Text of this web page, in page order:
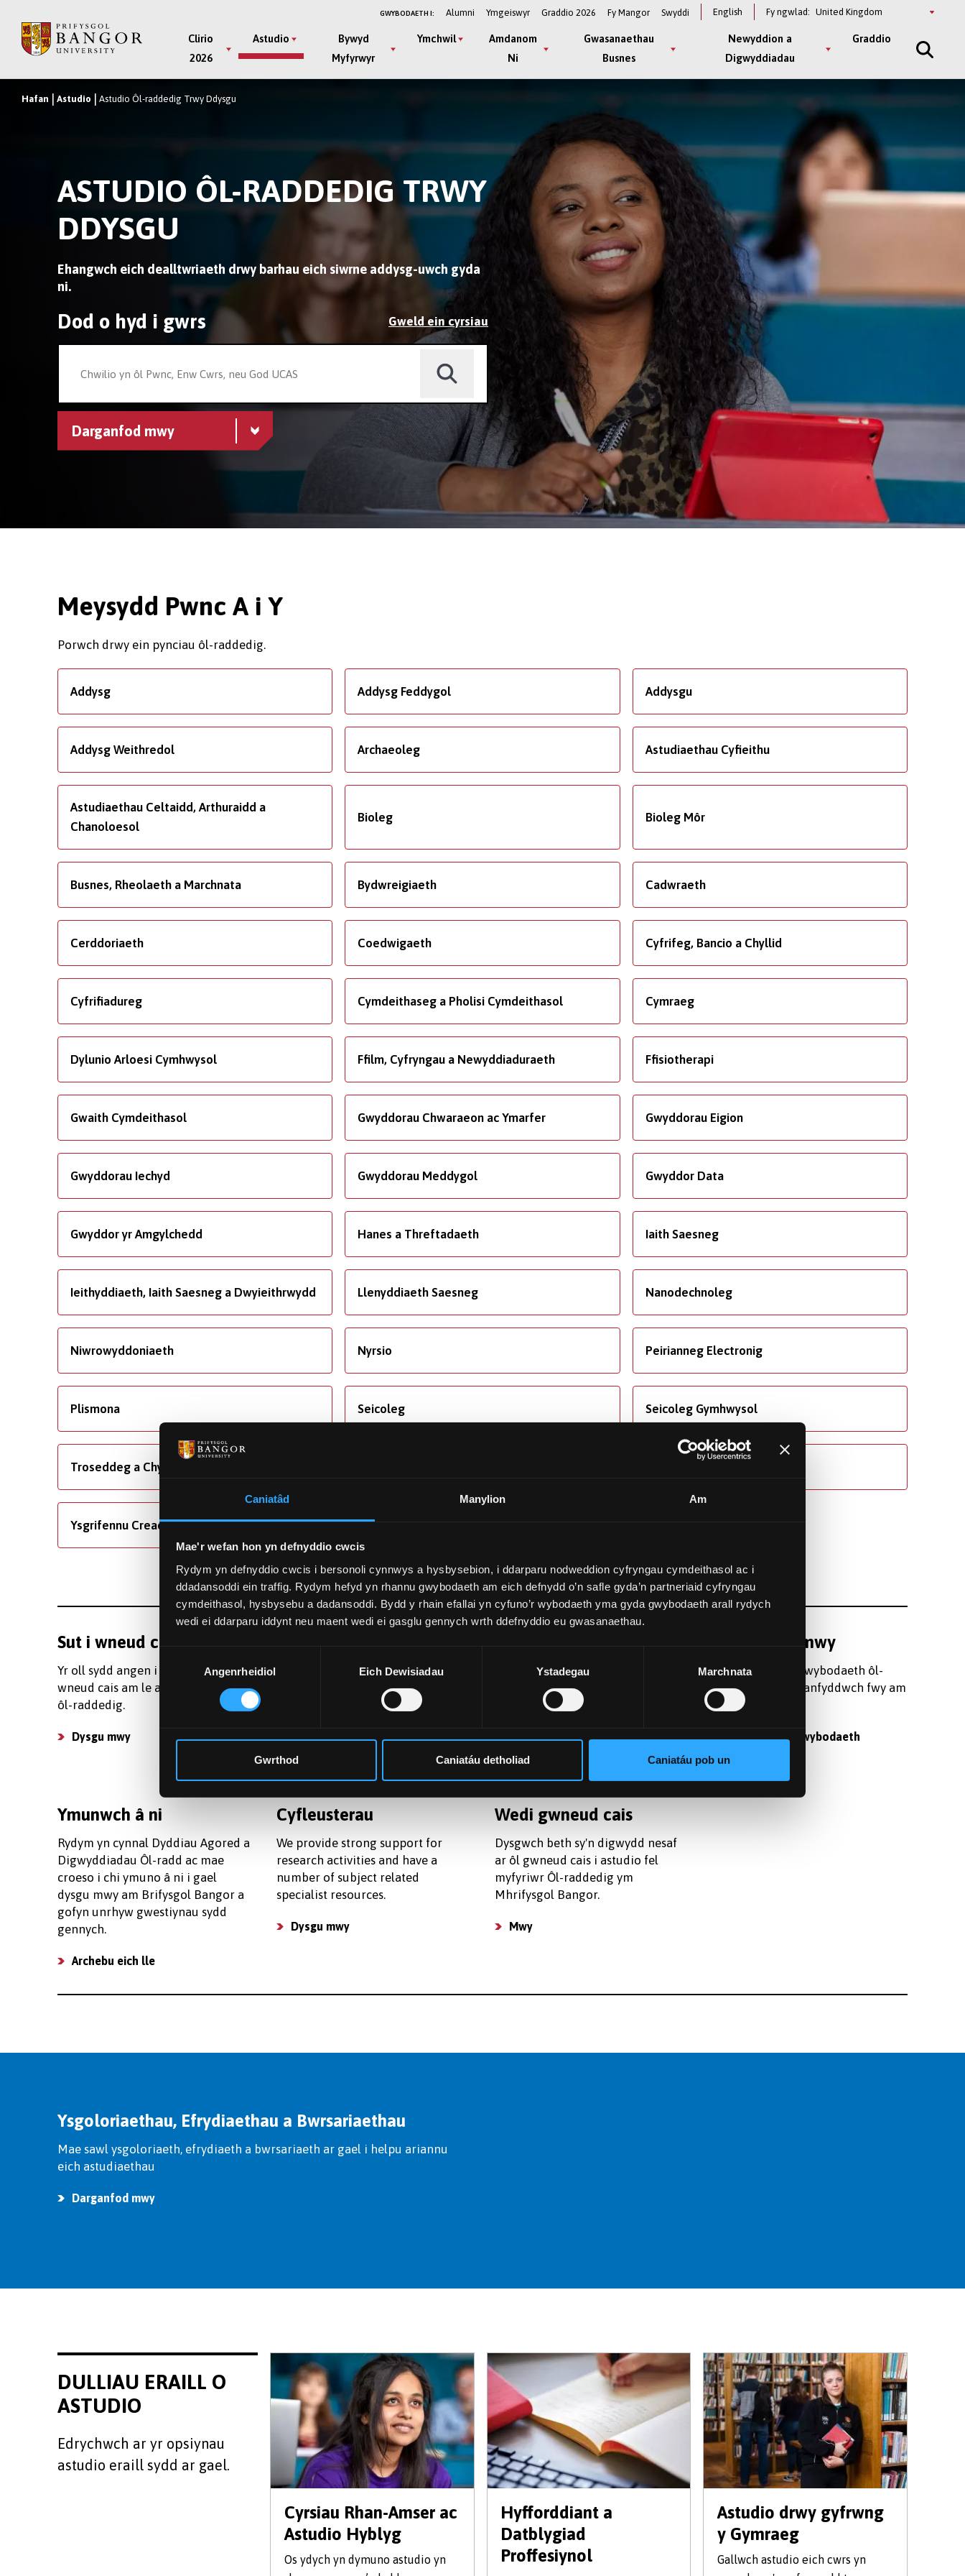
Caniatâd Manylion Am
Mae'r wefan hon yn defnyddio cwcis
Rydym yn defnyddio cwcis i bersonoli cynnwys a hysbysebion, i ddarparu nodweddion cyfryngau cymdeithasol ac i
ddadansoddi ein traffig. Rydym hefyd yn rhannu gwybodaeth am eich defnydd o’n safle gyda’n partneriaid cyfryngau
cymdeithasol, hysbysebu a dadansoddi. Bydd y rhain efallai yn cyfuno’r wybodaeth yma gyda gwybodaeth arall rydych
wedi ei ddarparu iddynt neu maent wedi ei gasglu gennych wrth ddefnyddio eu gwasanaethau.
Angenrheidiol Eich Dewisiadau Ystadegau Marchnata
Gwrthod Caniatáu detholiad Caniatáu pob un
GWYBODAETH I: Alumni Ymgeiswyr Graddio 2026 Fy Mangor Swyddi English Fy ngwlad: Select
Main
Menu
Clirio
2026
Astudio
Bywyd
Myfyrwyr
Ymchwil
Amdanom
Ni
Gwasanaethau
Busnes
Newyddion a
Digwyddiadau
Graddio
Breadcrumb
Hafan Astudio Astudio Ôl-raddedig Trwy Ddysgu
ASTUDIO ÔL-RADDEDIG TRWY
DDYSGU
Ehangwch eich dealltwriaeth drwy barhau eich siwrne addysg-uwch gyda
ni.
Dod o hyd i gwrs Gweld ein cyrsiau
Darganfod mwy
Meysydd Pwnc A i Y
Porwch drwy ein pynciau ôl-raddedig.
Addysg Addysg Feddygol Addysgu
Addysg Weithredol Archaeoleg Astudiaethau Cyfieithu
Astudiaethau Celtaidd, Arthuraidd a
Chanoloesol
Bioleg Bioleg Môr
Busnes, Rheolaeth a Marchnata Bydwreigiaeth Cadwraeth
Cerddoriaeth Coedwigaeth Cyfrifeg, Bancio a Chyllid
Cyfrifiadureg Cymdeithaseg a Pholisi Cymdeithasol Cymraeg
Dylunio Arloesi Cymhwysol Ffilm, Cyfryngau a Newyddiaduraeth Ffisiotherapi
Gwaith Cymdeithasol Gwyddorau Chwaraeon ac Ymarfer Gwyddorau Eigion
Gwyddorau Iechyd Gwyddorau Meddygol Gwyddor Data
Gwyddor yr Amgylchedd Hanes a Threftadaeth Iaith Saesneg
Ieithyddiaeth, Iaith Saesneg a Dwyieithrwydd Llenyddiaeth Saesneg Nanodechnoleg
Niwrowyddoniaeth Nyrsio Peirianneg Electronig
Plismona Seicoleg Seicoleg Gymhwysol
Troseddeg a Chyfiawnder Troseddol
Ysgrifennu Creadigol
Sut i wneud cais
Yr oll sydd angen i chi wybod am
wneud cais am le ar un o'n cyrsiau
ôl-raddedig.
Dysgu mwy
Dewch i wybod mwy am ein
ffioedd dysgu a chostau byw er
mwyn i chi allu llunio cyllideb a
Gweld costau
Rydym yn cynnig llety wedi ei
benodi ar gyfer myfyrwyr ôl-
raddedig mewn neuaddau preswyl
safon.
Darganfod mwy
Cofrestrwch am wybodaeth ôl-
raddedig, a darganfyddwch fwy am
astudio yma.
Cofrestru am wybodaeth
Ymunwch â ni
Rydym yn cynnal Dyddiau Agored a
Digwyddiadau Ôl-radd ac mae
croeso i chi ymuno â ni i gael
dysgu mwy am Brifysgol Bangor a
gofyn unrhyw gwestiynau sydd
gennych.
Archebu eich lle
Cyfleusterau
We provide strong support for
research activities and have a
number of subject related
specialist resources.
Dysgu mwy
Wedi gwneud cais
Dysgwch beth sy'n digwydd nesaf
ar ôl gwneud cais i astudio fel
myfyriwr Ôl-raddedig ym
Mhrifysgol Bangor.
Mwy
Ysgoloriaethau, Efrydiaethau a Bwrsariaethau
Mae sawl ysgoloriaeth, efrydiaeth a bwrsariaeth ar gael i helpu ariannu
eich astudiaethau
Darganfod mwy
DULLIAU ERAILL O
ASTUDIO
Edrychwch ar yr opsiynau
astudio eraill sydd ar gael.
Cyrsiau Rhan-Amser ac
Astudio Hyblyg
Os ydych yn dymuno astudio yn
Hyfforddiant a
Datblygiad
Proffesiynol
Astudio drwy gyfrwng
y Gymraeg
Gallwch astudio eich cwrs yn